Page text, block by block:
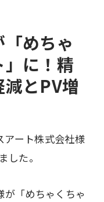
めちゃ
」に！精
とPV増
ート株式会社様
した。
が「めちゃくちゃ